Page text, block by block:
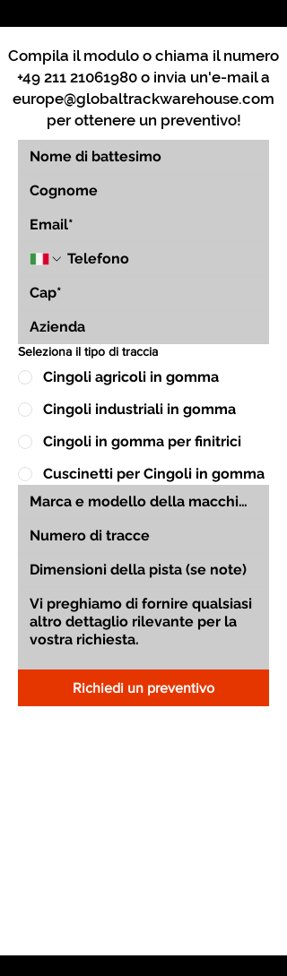
Compila il modulo o chiama il numero
+49 211 21061980 o invia un'e-mail a
europe@globaltrackwarehouse.com
per ottenere un preventivo!
Seleziona il tipo di traccia
Cingoli agricoli in gomma
Cingoli industriali in gomma
Cingoli in gomma per finitrici
Cuscinetti per Cingoli in gomma
Richiedi un preventivo